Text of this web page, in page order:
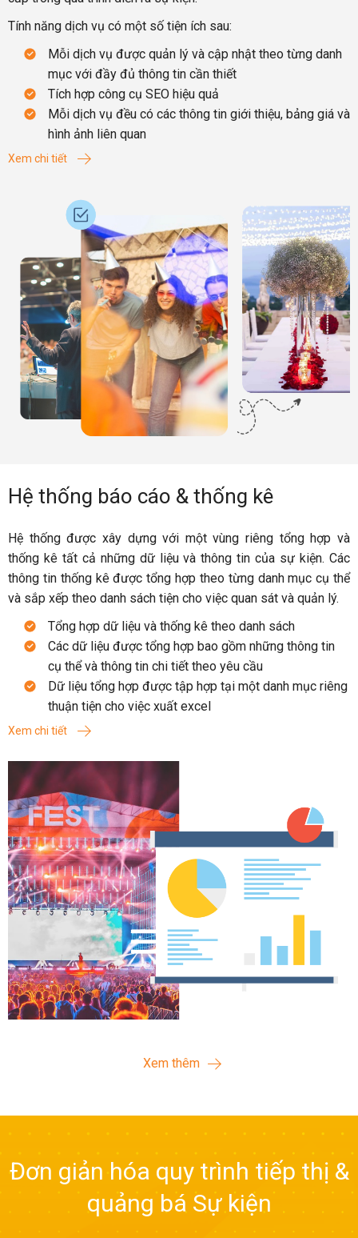
Tính năng dịch vụ có một số tiện ích sau:
Mỗi dịch vụ được quản lý và cập nhật theo từng danh
mục với đầy đủ thông tin cần thiết
Tích hợp công cụ SEO hiệu quả
Mỗi dịch vụ đều có các thông tin giới thiệu, bảng giá và
hình ảnh liên quan
Xem chi tiết
Hệ thống báo cáo & thống kê
Hệ thống được xây dựng với một vùng riêng tổng hợp và
thống kê tất cả những dữ liệu và thông tin của sự kiện. Các
thông tin thống kê được tổng hợp theo từng danh mục cụ thể
và sắp xếp theo danh sách tiện cho việc quan sát và quản lý.
Tổng hợp dữ liệu và thống kê theo danh sách
Các dữ liệu được tổng hợp bao gồm những thông tin
cụ thể và thông tin chi tiết theo yêu cầu
Dữ liệu tổng hợp được tập hợp tại một danh mục riêng
thuận tiện cho việc xuất excel
Xem chi tiết
Xem thêm
Đơn giản hóa quy trình tiếp thị &
quảng bá Sự kiện